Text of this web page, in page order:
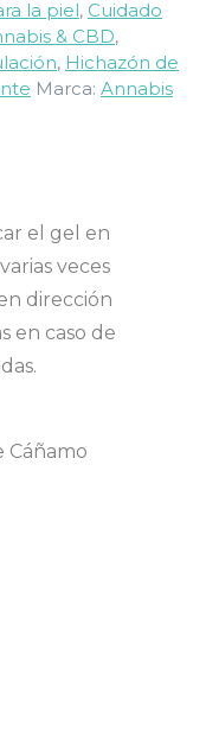
la piel, Cuidado
& CBD,
, Hichazón de
Marca: Annabis
el gel en
veces
dirección
en caso de
Cáñamo